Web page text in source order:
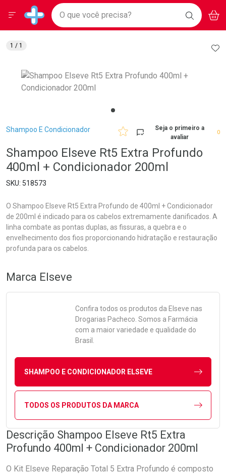
Drogarias Pacheco
Baixe nosso APP e aproveite Ofertas Exclusivas!
BAIXE
O APP
Ir direto para a home
pela página
Ir direto para o conteúdo
Ir direto para a busca
Ir direto para a conta
Ir direto para a notificações
Ir direto para o carrinho
Ir direto para o menu
Faça a sua busca
O que você precisa? BUSCAR
Menu
Breadcrumb
Shampoo E Condicionador
Seja o primeiro a
avaliar
0
Shampoo Elseve Rt5 Extra Profundo
400ml + Condicionador 200ml
518573
O Shampoo Elseve Rt5 Extra Profundo de 400ml + Condicionador
de 200ml é indicado para os cabelos extremamente danificados. A
linha combate as pontas duplas, as fissuras, a quebra e o
envelhecimento dos fios proporcionando hidratação e restauração
profunda para os cabelos.
1 / 1
Marca Elseve
Confira todos os produtos da Elseve nas
Drogarias Pacheco. Somos a Farmácia
com a maior variedade e qualidade do
Brasil.
SHAMPOO E CONDICIONADOR ELSEVE
TODOS OS PRODUTOS DA MARCA
Descrição Shampoo Elseve Rt5 Extra
Profundo 400ml + Condicionador 200ml
O Kit Elseve Reparação Total 5 Extra Profundo é composto